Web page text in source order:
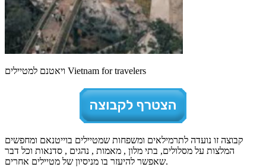
ויאטנם למטיילים Vietnam for travelers
קבוצה זו נועדה לתרמילאים ומשפחות שמטיילים בוייטנאם ומחפשים
המלצות על מסלולים, בתי מלון , מאמות , נהגים , סדנאות וכל דבר
שאפשר להיעזר בו מניסיון של מטיילים אחרים.